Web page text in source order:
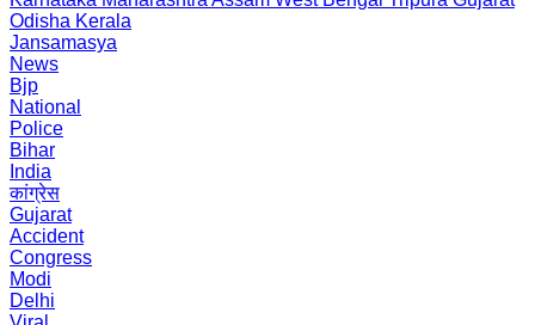
Odisha Kerala
Jansamasya
News
Bjp
National
Police
Bihar
India
कांग्रेस
Gujarat
Accident
Congress
Modi
Delhi